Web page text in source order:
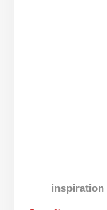
inspiration